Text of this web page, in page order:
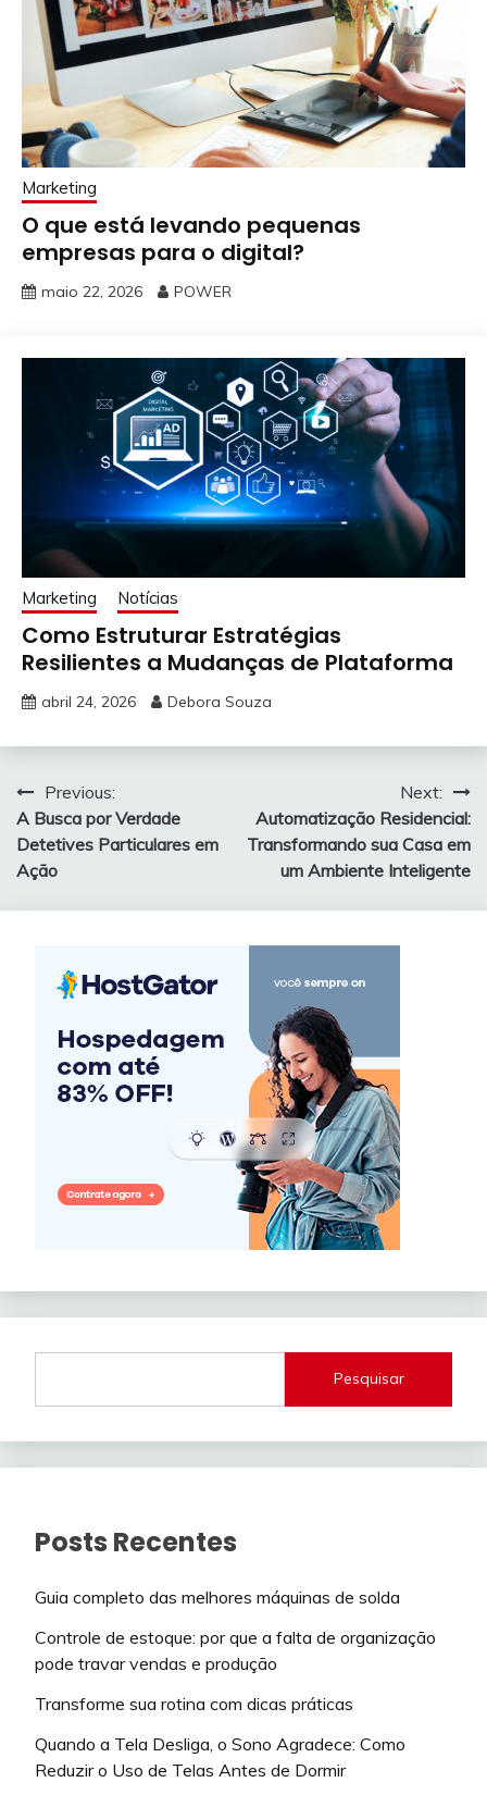
Marketing
O que está levando pequenas
empresas para o digital?
maio 22, 2026 POWER
Marketing Notícias
Como Estruturar Estratégias
Resilientes a Mudanças de Plataforma
abril 24, 2026 Debora Souza
Navegação
de
Post
Previous:
A Busca por Verdade
Detetives Particulares em
Ação
Next:
Automatização Residencial:
Transformando sua Casa em
um Ambiente Inteligente
Pesquisar
Posts Recentes
Guia completo das melhores máquinas de solda
Controle de estoque: por que a falta de organização
pode travar vendas e produção
Transforme sua rotina com dicas práticas
Quando a Tela Desliga, o Sono Agradece: Como
Reduzir o Uso de Telas Antes de Dormir